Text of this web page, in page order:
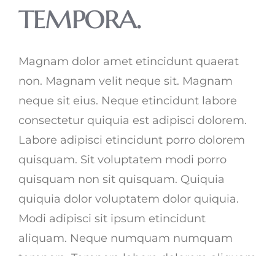
tempora.
Magnam dolor amet etincidunt quaerat
non. Magnam velit neque sit. Magnam
neque sit eius. Neque etincidunt labore
consectetur quiquia est adipisci dolorem.
Labore adipisci etincidunt porro dolorem
quisquam. Sit voluptatem modi porro
quisquam non sit quisquam. Quiquia
quiquia dolor voluptatem dolor quiquia.
Modi adipisci sit ipsum etincidunt
aliquam. Neque numquam numquam